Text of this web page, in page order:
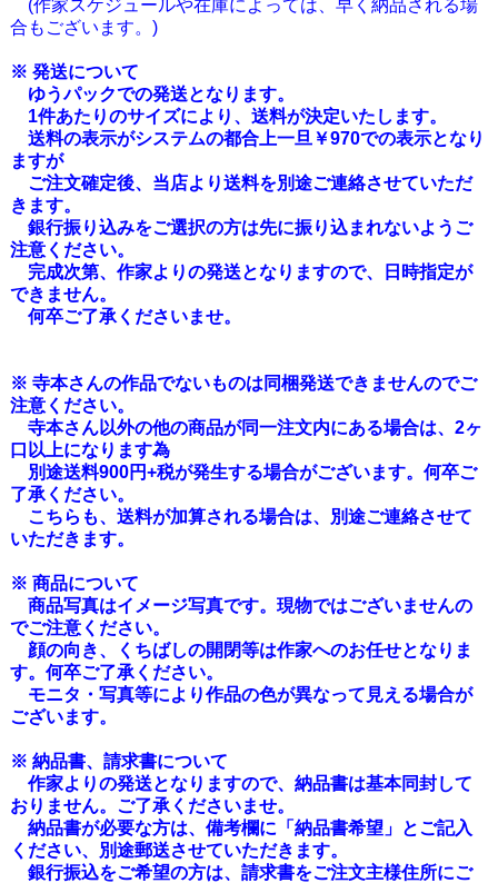
(作家スケジュールや在庫によっては、早く納品される場
合もございます。)
※ 発送について
ゆうパックでの発送となります。
1件あたりのサイズにより、送料が決定いたします。
送料の表示がシステムの都合上一旦￥970での表示となり
ますが
ご注文確定後、当店より送料を別途ご連絡させていただ
きます。
銀行振り込みをご選択の方は先に振り込まれないようご
注意ください。
完成次第、作家よりの発送となりますので、日時指定が
できません。
何卒ご了承くださいませ。
※ 寺本さんの作品でないものは同梱発送できませんのでご
注意ください。
寺本さん以外の他の商品が同一注文内にある場合は、2ヶ
口以上になります為
別途送料900円+税が発生する場合がございます。何卒ご
了承ください。
こちらも、送料が加算される場合は、別途ご連絡させて
いただきます。
※ 商品について
商品写真はイメージ写真です。現物ではございませんの
でご注意ください。
顔の向き、くちばしの開閉等は作家へのお任せとなりま
す。何卒ご了承ください。
モニタ・写真等により作品の色が異なって見える場合が
ございます。
※ 納品書、請求書について
作家よりの発送となりますので、納品書は基本同封して
おりません。ご了承くださいませ。
納品書が必要な方は、備考欄に 「納品書希望」 とご記入
ください、別途郵送させていただきます。
銀行振込をご希望の方は、請求書をご注文主様住所にご